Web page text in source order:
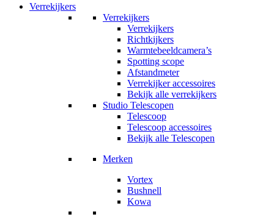
Verrekijkers
Verrekijkers
Verrekijkers
Richtkijkers
Warmtebeeldcamera’s
Spotting scope
Afstandmeter
Verrekijker accessoires
Bekijk alle verrekijkers
Studio Telescopen
Telescoop
Telescoop accessoires
Bekijk alle Telescopen
Merken
Vortex
Bushnell
Kowa